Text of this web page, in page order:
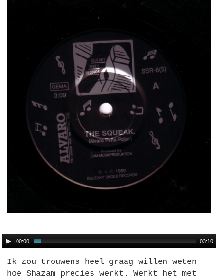
00:00 03:10
Ik zou trouwens heel graag willen weten
hoe Shazam precies werkt. Werkt het met